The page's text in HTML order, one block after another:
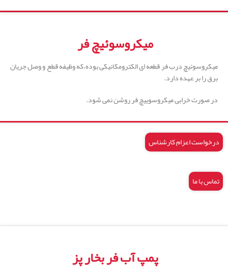
میکروسوئیچ فر
میکروسوئیچ درب فر قطعه ای الکترومکانیکی بوده،که وظیفه قطع و وصل جریان
برق را بر عهده دارد.
در صورت خرابی میکروسوییچ فر روشن نمی شود.
درخواست اعزام کارشناس
تماس با ما
پمپ آب فر بخار پز